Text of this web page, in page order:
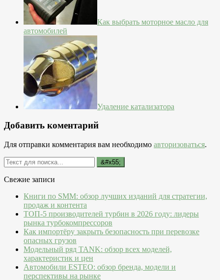
Как выбрать моторное масло для
автомобилей
Удаление катализатора
Добавить коментарий
Для отправки комментария вам необходимо авторизоваться.
Свежие записи
Книги по SMM: обзор лучших изданий для стратегии,
продаж и контента
ТОП-5 производителей турбин в 2026 году: лидеры
рынка турбокомпрессоров
Как импортёру закрыть безопасность при перевозке
опасных грузов
Модельный ряд TANK: обзор всех моделей,
характеристик и цен
Автомобили ESTEO: обзор бренда, модели и
перспективы на рынке